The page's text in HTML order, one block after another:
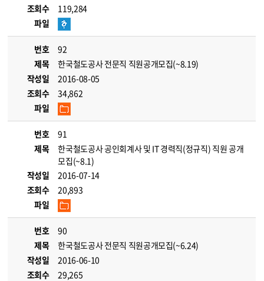
조회수
119,284
파일
번호
92
제목
한국철도공사 전문직 직원공개모집(~8.19)
작성일
2016-08-05
조회수
34,862
파일
번호
91
제목
한국철도공사 공인회계사 및 IT 경력직(정규직) 직원 공개
모집(~8.1)
작성일
2016-07-14
조회수
20,893
파일
번호
90
제목
한국철도공사 전문직 직원공개모집(~6.24)
작성일
2016-06-10
조회수
29,265